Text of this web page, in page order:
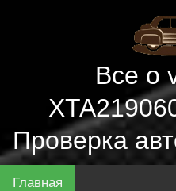
Все о
Проверка
Главная